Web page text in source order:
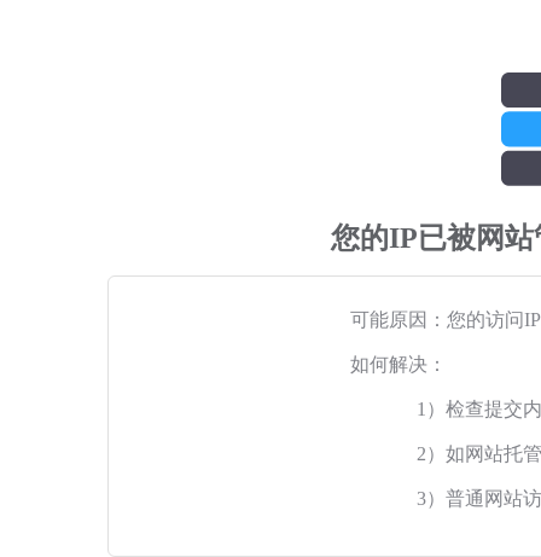
您的IP已被网
可能原因：您的访问
如何解决：
1）检查提交
2）如网站托
3）普通网站